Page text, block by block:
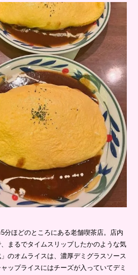
分ほどのところにある老舗喫茶店。店内
まるでタイムスリップしたかのような気
のオムライスは、濃厚デミグラスソース
ップライスにはチーズが入っていてデミ